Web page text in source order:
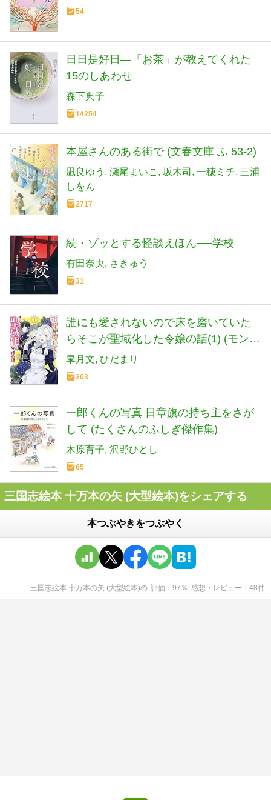
54
日日是好日―「お茶」が教えてくれた
15のしあわせ
森下典子
14254
本屋さんのある街で (文春文庫 ふ 53-2)
凪良ゆう 瀬尾まいこ 坂木司 一穂ミチ 三浦
しをん
2717
続・ゾッとする怪談えほん──学校
有田奈央 さきゅう
31
誰にも愛されないので床を磨いていた
らそこが聖域化した令嬢の話(1) (モンス
ターコミックスf)
皐月文 ひだまり
203
一郎くんの写真 日章旗の持ち主をさが
して (たくさんのふしぎ傑作集)
木原育子 沢野ひとし
65
三国志絵本 十万本の矢 (大型絵本)をシェアする
本つぶやきをつぶやく
三国志絵本 十万本の矢 (大型絵本)の 評価 97 ％ 感想・レビュー 48件